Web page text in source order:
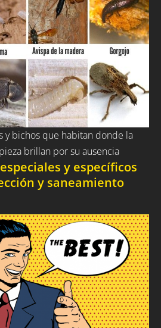
y bichos que habitan donde la
brillan por su ausencia
y específicos
y saneamiento